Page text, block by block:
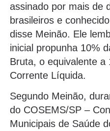
assinado por mais de
brasileiros e
disse Meinão. Ele
inicial propunha 10%
Bruta, o equivalente a
Corrente Líquida.
Segundo Meinão,
do COSEMS/SP –
Municipais de Saúde